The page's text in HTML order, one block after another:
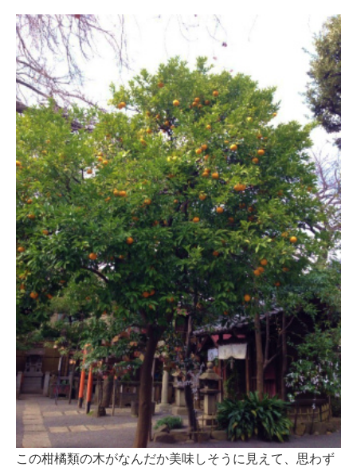
この柑橘類の木がなんだか美味しそうに見えて、思わず